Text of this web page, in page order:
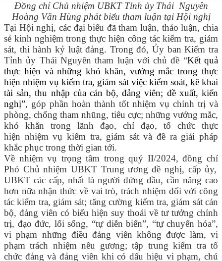
Đồng chí Chủ nhiệm UBKT Tỉnh ủy Thái Nguyên
Hoàng Văn Hùng phát biểu tham luận tại Hội nghị
Tại Hội nghị, các đại biểu đã tham luận, thảo luận, chia
sẻ kinh nghiệm trong thực hiện công tác kiểm tra, giám
sát, thi hành kỷ luật đảng. Trong đó, Ủy ban Kiểm tra
Tỉnh ủy Thái Nguyên tham luận với chủ đề “Kết quả
thực hiện và những khó khăn, vướng mắc trong thực
hiện nhiệm vụ kiểm tra, giám sát việc kiểm soát, kê khai
tài sản, thu nhập của cán bộ, đảng viên; đề xuất, kiến
nghị”, góp phần hoàn thành tốt nhiệm vụ chính trị và
phòng, chống tham nhũng, tiêu cực; những vướng mắc,
khó khăn trong lãnh đạo, chỉ đạo, tổ chức thực
hiện nhiệm vụ kiểm tra, giám sát và đề ra giải pháp
khắc phục trong thời gian tới.
Về nhiệm vụ trọng tâm trong quý II/2024, đồng chí
Phó Chủ nhiệm UBKT Trung ương đề nghị, cấp ủy,
UBKT các cấp, nhất là người đứng đầu, cần nâng cao
hơn nữa nhận thức về vai trò, trách nhiệm đối với công
tác kiểm tra, giám sát; tăng cường kiểm tra, giám sát cán
bộ, đảng viên có biểu hiện suy thoái về tư tưởng chính
trị, đạo đức, lối sống, “tự diễn biến”, “tự chuyển hóa”,
vi phạm những điều đảng viên không được làm, vi
phạm trách nhiệm nêu gương; tập trung kiểm tra tổ
chức đảng và đảng viên khi có dấu hiệu vi phạm, chú